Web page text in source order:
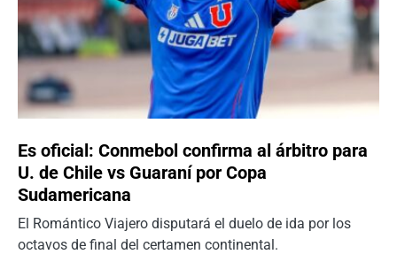
Es oficial: Conmebol confirma al árbitro para
U. de Chile vs Guaraní por Copa
Sudamericana
El Romántico Viajero disputará el duelo de ida por los
octavos de final del certamen continental.